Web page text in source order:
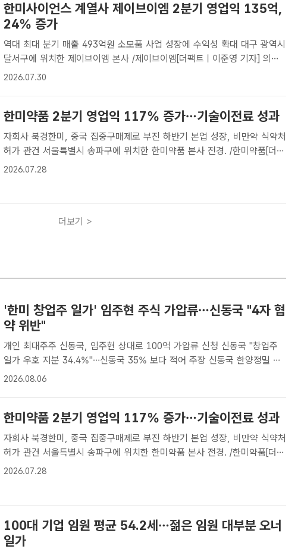
한미사이언스 계열사 제이브이엠 2분기 영업익 135억,
24% 증가
역대 최대 분기 매출 493억원 소모품 사업 성장에 수익성 확대 대구 광역시
달서구에 위치한 제이브이엠 본사 /제이브이엠[더팩트ㅣ이준영 기자] 의약
품 자동조제 기업인 제이브이엠(JVM)이 2분기 제품 경쟁력 강화와 안정적
2026.07.30
한미약품 2분기 영업익 117% 증가…기술이전료 성과
자회사 북경한미, 중국 집중구매제로 부진 하반기 본업 성장, 비만약 식약처
허가 관건 서울특별시 송파구에 위치한 한미약품 본사 전경. /한미약품[더팩
트ㅣ이준영 기자] 한미약품이 2분기 영업이익이 지난해보다 117% 증가했
2026.07.28
더보기 >
'한미 창업주 일가' 임주현 주식 가압류…신동국 "4자 협
약 위반"
개인 최대주주 신동국, 임주현 상대로 100억 가압류 신청 신동국 "창업주
일가 우호 지분 34.4%"…신동국 35% 보다 적어 주장 신동국 한양정밀 회
장이 임주현 한미사이언스 부회장을 상대로 낸 100억원 규모의 주식 가압
2026.08.06
한미약품 2분기 영업익 117% 증가…기술이전료 성과
자회사 북경한미, 중국 집중구매제로 부진 하반기 본업 성장, 비만약 식약처
허가 관건 서울특별시 송파구에 위치한 한미약품 본사 전경. /한미약품[더팩
트ㅣ이준영 기자] 한미약품이 2분기 영업이익이 지난해보다 117% 증가했
2026.07.28
100대 기업 임원 평균 54.2세…젊은 임원 대부분 오너
일가